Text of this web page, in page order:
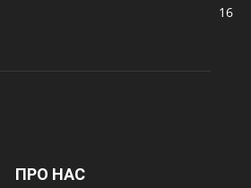
16
ПРО НАС